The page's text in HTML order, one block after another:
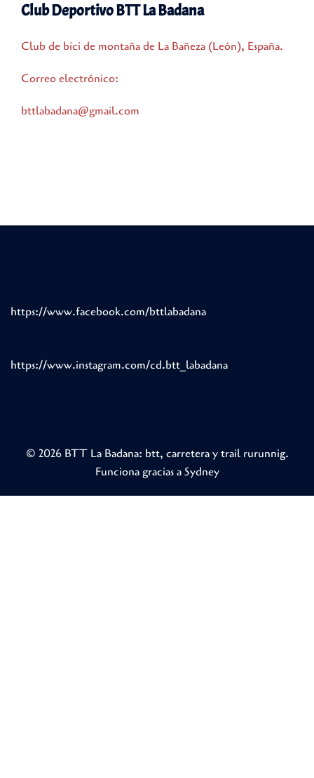
Club Deportivo BTT La Badana
Club de bici de montaña de La Bañeza (León), España.
Correo electrónico:
bttlabadana@gmail.com
https://www.facebook.com/bttlabadana
https://www.instagram.com/cd.btt_labadana
© 2026 BTT La Badana: btt, carretera y trail rurunnig.
Funciona gracias aSydney